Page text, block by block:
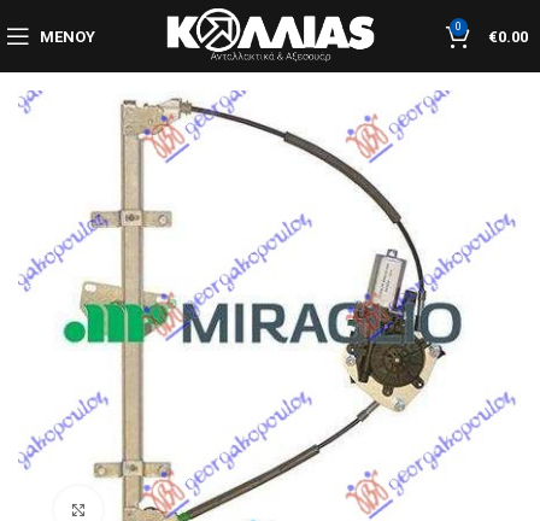
ΜΕΝΟΎ
0
€0.00
Κλικ για μεγέθυνση